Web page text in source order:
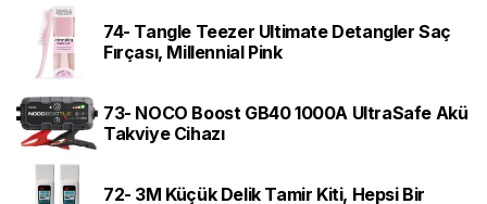
74- Tangle Teezer Ultimate Detangler Saç
Fırçası, Millennial Pink
73- NOCO Boost GB40 1000A UltraSafe Akü
Takviye Cihazı
72- 3M Küçük Delik Tamir Kiti, Hepsi Bir